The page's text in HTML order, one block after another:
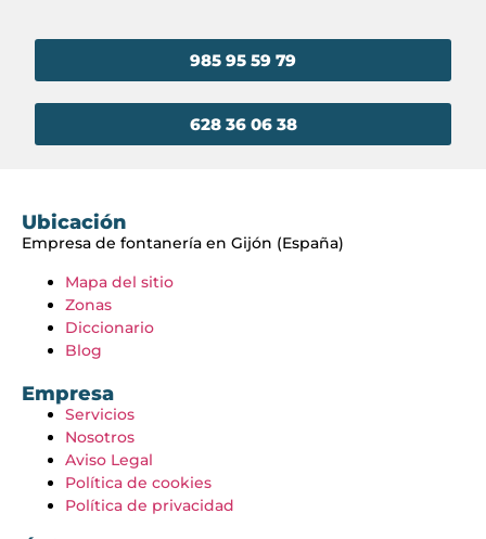
628 36 06 38
985 95 59 79
Ubicación
Empresa de fontanería en Gijón (España)
Mapa del sitio
Zonas
Diccionario
Blog
Empresa
Servicios
Nosotros
Aviso Legal
Política de cookies
Política de privacidad